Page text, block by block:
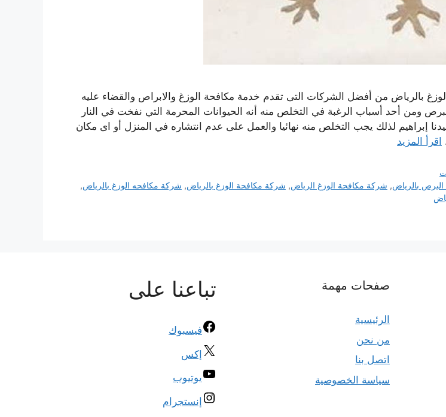
بالرياض من أفضل الشركات التى تقدم خدمة مكافحة الوزغ والابراص والقضاء عليه
ومن أحد أسباب الرغبة في التخلص منه أنه الحيوانات المحرمة التي نفخت في النار
إبراهيم لذلك يجب التخلص منه نهائيا والعمل على عدم انتشاره في المنزل أو اى مكان
اقرأ المزيد
بالرياض, شركة مكافحة الوزغ الرياض, شركة مكافحة الوزغ بالرياض, شركة مكافحه الوزغ بالرياض,
صفحات مهمة
الرئيسية
من نحن
اتصل بنا
سياسة الخصوصية
تباعنا على
فيسبوك
إكس
يوتيوب
إنستجرام